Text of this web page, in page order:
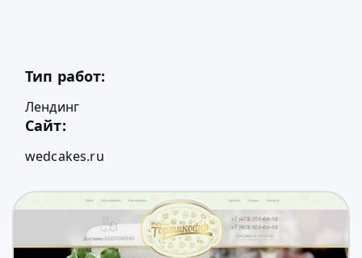
Тип работ:
Лендинг
Сайт:
wedcakes.ru